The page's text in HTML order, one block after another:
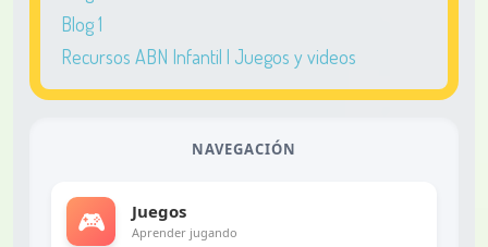
Blog 1
Recursos ABN Infantil | Juegos y videos
NAVEGACIÓN
🎮 Juegos
Aprender jugando